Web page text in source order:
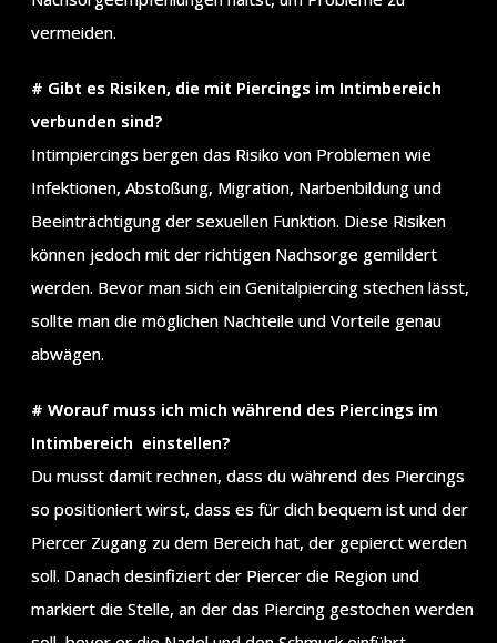
vermeiden.
# Gibt es Risiken, die mit Piercings im Intimbereich
verbunden sind?
Intimpiercings bergen das Risiko von Problemen wie
Infektionen, Abstoßung, Migration, Narbenbildung und
Beeinträchtigung der sexuellen Funktion. Diese Risiken
können jedoch mit der richtigen Nachsorge gemildert
werden. Bevor man sich ein Genitalpiercing stechen lässt,
sollte man die möglichen Nachteile und Vorteile genau
abwägen.
# Worauf muss ich mich während des Piercings im
Intimbereich einstellen?
Du musst damit rechnen, dass du während des Piercings
so positioniert wirst, dass es für dich bequem ist und der
Piercer Zugang zu dem Bereich hat, der gepierct werden
soll. Danach desinfiziert der Piercer die Region und
markiert die Stelle, an der das Piercing gestochen werden